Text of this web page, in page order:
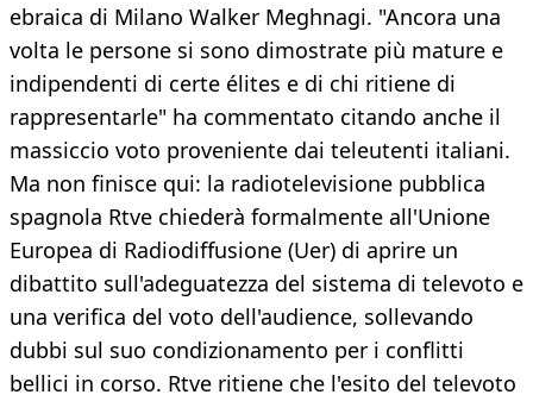
ebraica di Milano Walker Meghnagi. "Ancora una
volta le persone si sono dimostrate più mature e
indipendenti di certe élites e di chi ritiene di
rappresentarle" ha commentato citando anche il
massiccio voto proveniente dai teleutenti italiani.
Ma non finisce qui: la radiotelevisione pubblica
spagnola Rtve chiederà formalmente all'Unione
Europea di Radiodiffusione (Uer) di aprire un
dibattito sull'adeguatezza del sistema di televoto e
una verifica del voto dell'audience, sollevando
dubbi sul suo condizionamento per i conflitti
bellici in corso. Rtve ritiene che l'esito del televoto